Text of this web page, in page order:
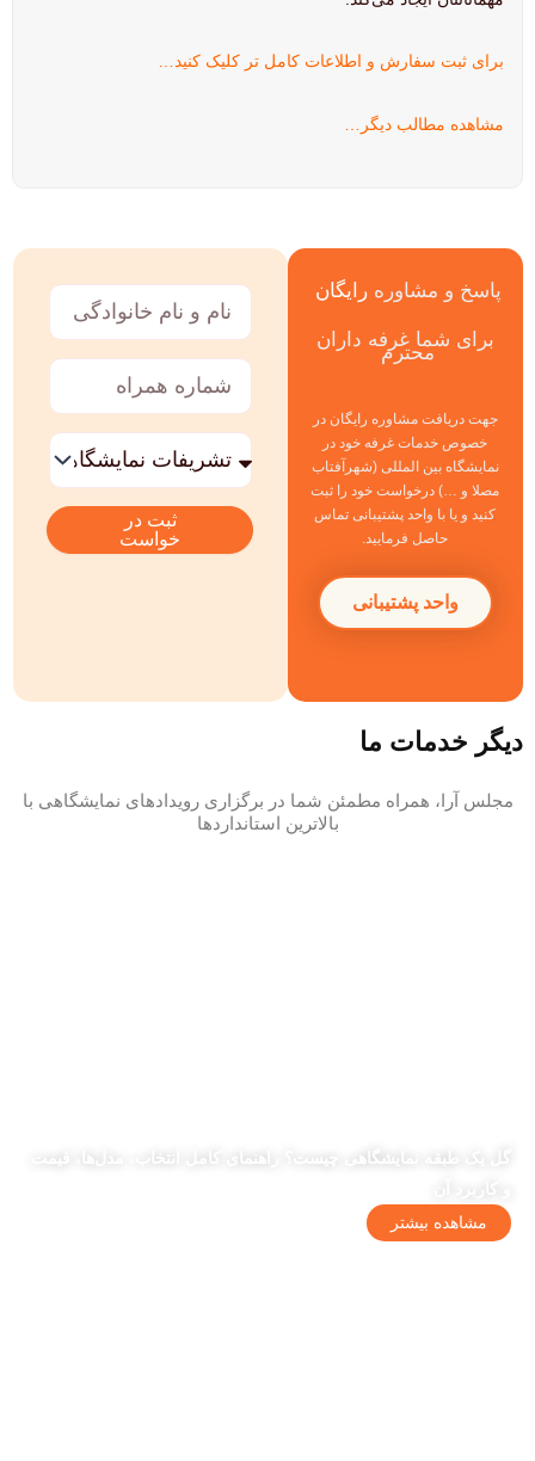
برای ثبت سفارش و اطلاعات کامل تر کلیک کنید…
مشاهده مطالب دیگر…
پاسخ و مشاورهرایگان
برای شما غرفه داران
محترم
جهت دریافت مشاوره رایگان در
خصوص خدمات غرفه خود در
نمایشگاه بین المللی (شهرآفتاب
مصلا و …) درخواست خود را ثبت
کنید و یا با واحد پشتیبانی تماس
حاصل فرمایید.
واحد پشتیبانی
نام
نام
خانوادگی
شماره
همراه
خدمات
مورد
نظر
ثبت در
خواست
دیگر خدمات ما
مجلس آرا، همراه مطمئن شما در برگزاری رویدادهای نمایشگاهی با
بالاترین استانداردها
گل یک طبقه نمایشگاهی چیست؟ راهنمای کامل انتخاب، مدل‌ها، قیمت
مشاهده بیشتر